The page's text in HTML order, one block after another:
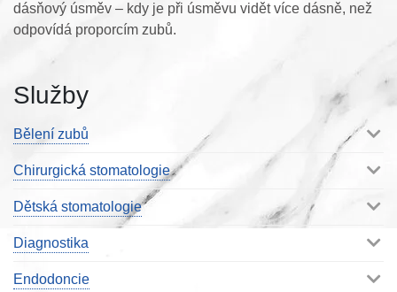
dásňový úsměv – kdy je při úsměvu vidět více dásně, než
odpovídá proporcím zubů.
Služby
Bělení zubů
Chirurgická stomatologie
Dětská stomatologie
Diagnostika
Endodoncie